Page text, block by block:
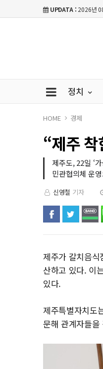
UPDATA : 2026년
정치
HOME 경제
“제주
제주도, 22일 ‘
민관협의체 운
신영철 기자
제주가 갈치음식
산하고 있다. 이
있다.
제주특별자치도
문해 관계자들